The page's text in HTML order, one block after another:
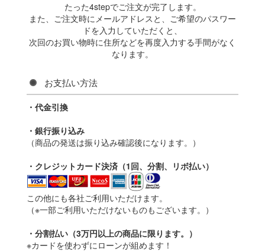
たった4stepでご注文が完了します。
また、ご注文時にメールアドレスと、ご希望のパスワー
ドを入力していただくと、
次回のお買い物時に住所などを再度入力する手間がなく
なります。
お支払い方法
・代金引換
・銀行振り込み
（商品の発送は振り込み確認後になります。）
・クレジットカード決済（1回、分割、リボ払い）
この他にも各社ご利用いただけます。
（※一部ご利用いただけないものもございます。）
・分割払い（3万円以上の商品に限ります。）
※カードを使わずにローンが組めます！